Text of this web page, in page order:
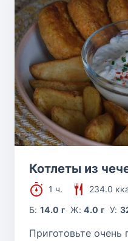
Котлеты из
1 ч.
234.0
Б:14.0 г Ж:4.0 г У:
Приготовьте очень